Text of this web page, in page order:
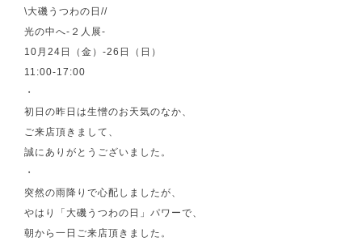
\大磯うつわの日//
光の中へ-２人展-
10月24日（金）-26日（日）
11:00-17:00
・
初日の昨日は生憎のお天気のなか、
ご来店頂きまして、
誠にありがとうございました。
・
突然の雨降りで心配しましたが、
やはり「大磯うつわの日」パワーで、
朝から一日ご来店頂きました。